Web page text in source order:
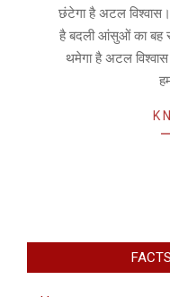
छंटेगा है अटल
है बदली आंसुओं का बह
थमेगा है अटल